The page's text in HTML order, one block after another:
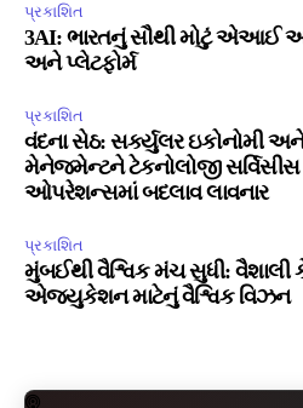
પ્રકાશિત
3AI: ભારતનું સૌથી મોટું એઆઈ
અને પ્લેટફોર્મ
પ્રકાશિત
વંદના સેઠ: સર્ક્યુલર ઇકોનોમી
મેનેજમેન્ટને ટેકનોલોજી
ઓપરેશન્સમાં બદલાવ લાવનાર
પ્રકાશિત
મુંબઈથી વૈશ્વિક મંચ સુધી: વૈશાલી
એજ્યુકેશન માટેનું વૈશ્વિક વિઝન